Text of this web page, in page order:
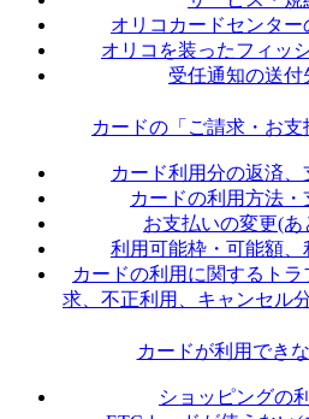
オリコカードセンタ
オリコを装ったフィッ
受任通知の送付
カードの「ご請求・お支
カード利用分の返済
カードの利用方法
お支払いの変更(あ
利用可能枠・可能額
カードの利用に関するト
求、不正利用、キャンセル
カードが利用でき
ショッピングの